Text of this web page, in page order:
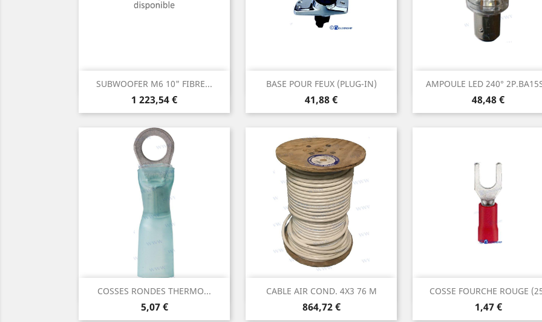
SUBWOOFER M6 10" FIBRE...
Prix
1 223,54 €
Aperçu rapide BASE POUR FEUX (PLUG-IN)
Prix
41,88 €
Aperçu rapide AMPOULE LED 240°
Prix
48,48 €
Aperçu rapide
COSSES RONDES THERMO...
Prix
5,07 €
Aperçu rapide CABLE AIR COND. 4X3 76 M
Prix
864,72 €
Aperçu rapide COSSE FOURCHE ROUGE
Prix
1,47 €
Aperçu rapide